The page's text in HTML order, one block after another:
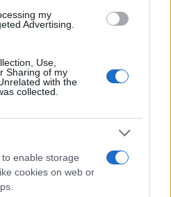
my
Advertising.
Use,
Sharing of my
with the
collected.
enable storage
cookies on web or